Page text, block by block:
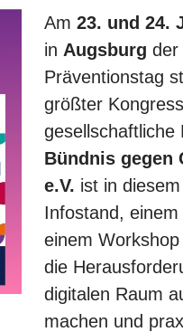
Am23. und 24.
in Augsburg der
Präventionstag
größter
gesellschaftliche
Bündnis gegen
e.V. ist in
Infostand, einem
einem
die
digitalen Raum
machen und